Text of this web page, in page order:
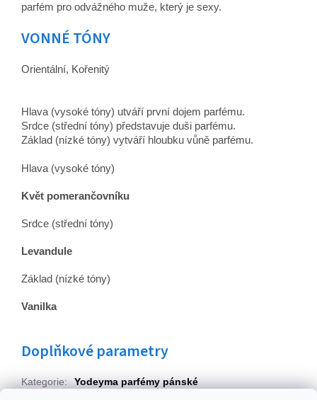
parfém pro odvážného muže, který je sexy.
VONNÉ TÓNY
Orientální, Kořenitý
Hlava (vysoké tóny) utváří první dojem parfému.
Srdce (střední tóny) představuje duši parfému.
Základ (nízké tóny) vytváří hloubku vůně parfému.
Hlava (vysoké tóny)
Květ pomerančovníku
Srdce (střední tóny)
Levandule
Základ (nízké tóny)
Vanilka
Doplňkové parametry
Kategorie:
Yodeyma parfémy pánské